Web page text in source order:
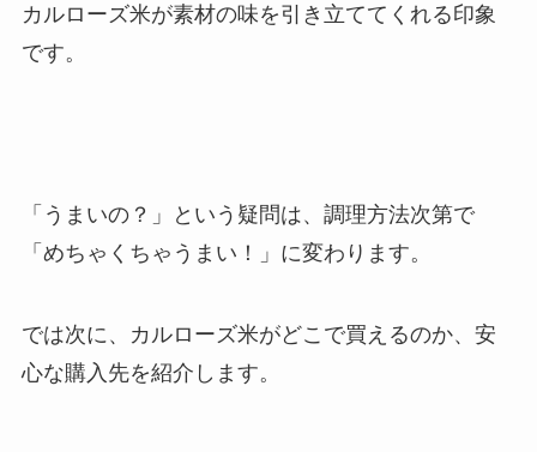
カルローズ米が素材の味を引き立ててくれる印象
です。
「うまいの？」という疑問は、調理方法次第で
「めちゃくちゃうまい！」に変わります。
では次に、カルローズ米がどこで買えるのか、安
心な購入先を紹介します。